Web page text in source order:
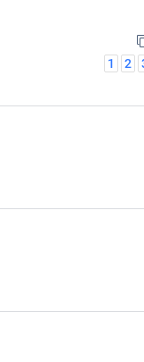
1 2